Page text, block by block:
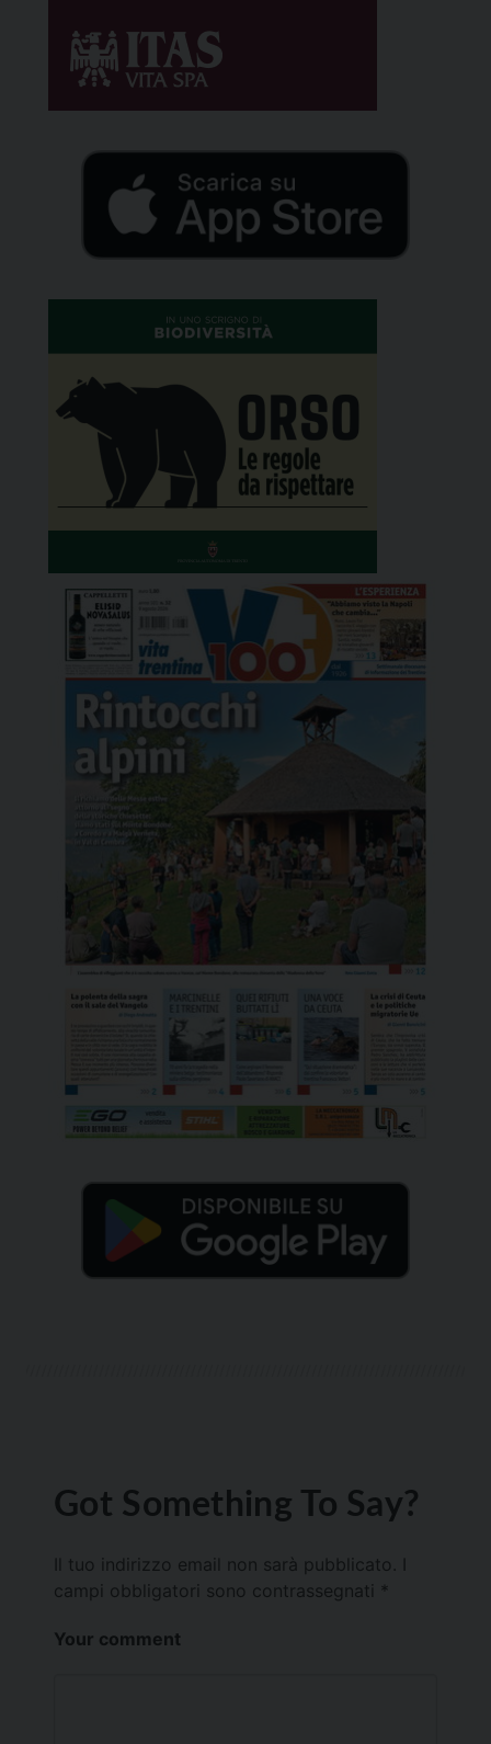
Got Something To Say?
Il tuo indirizzo email non sarà pubblicato.
campi obbligatori sono contrassegnati *
Your comment